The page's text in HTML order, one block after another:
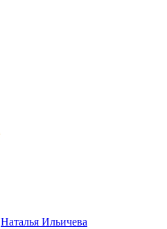
Наталья Ильичева